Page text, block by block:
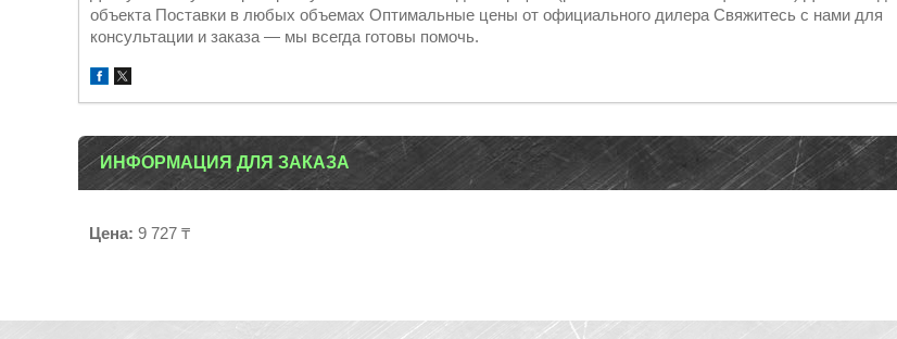
объекта Поставки в любых объемах Оптимальные цены от официального дилера Свяжитесь с нами для
консультации и заказа — мы всегда готовы помочь.
ИНФОРМАЦИЯ ДЛЯ ЗАКАЗА
Цена: 9 727 ₸